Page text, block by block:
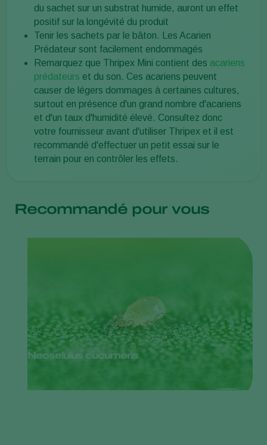
du sachet sur un substrat humide, auront un effet
positif sur la longévité du produit
Tenir les sachets par le bâton. Les Acarien
Prédateur sont facilement endommagés
Remarquez que Thripex Mini contient des acariens
prédateurs et du son. Ces acariens peuvent
causer de légers dommages à certaines cultures,
surtout en présence d'un grand nombre d'acariens
et d'un taux d'humidité élevé. Consultez donc
votre fournisseur avant d'utiliser Thripex et il est
recommandé d'effectuer un petit essai sur le
terrain pour en contrôler les effets.
Recommandé pour vous
Neoseiulus cucumeris